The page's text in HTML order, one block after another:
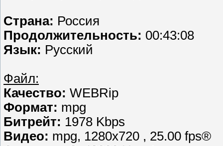
Страна: Россия
Продолжительность: 00:43:08
Язык: Русский
Файл:
Качество: WEBRip
Формат: mpg
Битрейт: 1978 Kbps
Видео: mpg, 1280х720 , 25.00 fps®